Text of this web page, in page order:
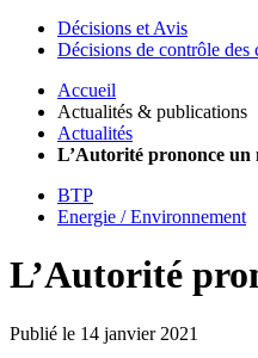
Décisions et Avis
Décisions de contrôle des
Accueil
Actualités & publications
Actualités
L’Autorité prononce un
BTP
Energie / Environnement
L’Autorité
Publié le 14 janvier 2021